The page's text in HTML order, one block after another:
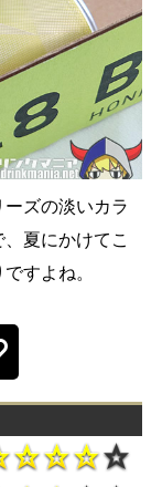
ズの淡いカラ
夏にかけてこ
すよね。